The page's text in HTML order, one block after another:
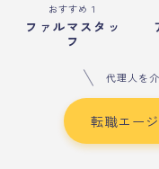
おすすめ１
ファルマスタッ
フ
代理人を
転職エー